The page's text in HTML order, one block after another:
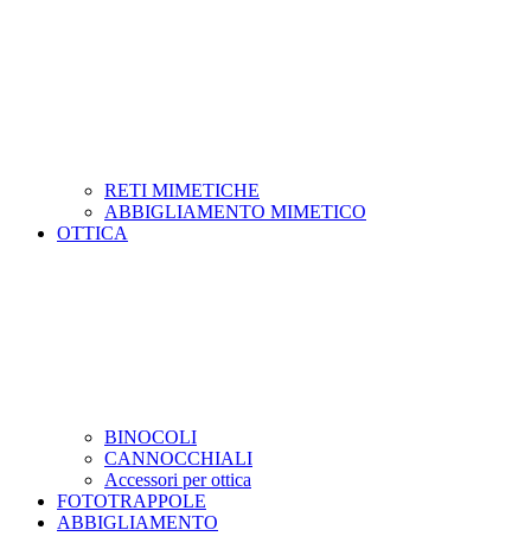
RETI MIMETICHE
ABBIGLIAMENTO MIMETICO
OTTICA
BINOCOLI
CANNOCCHIALI
Accessori per ottica
FOTOTRAPPOLE
ABBIGLIAMENTO